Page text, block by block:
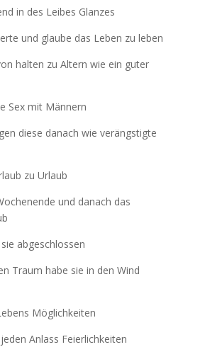
in des Leibes Glanzes
und glaube das Leben zu leben
halten zu Altern wie ein guter
Sex mit Männern
diese danach wie verängstigte
zu Urlaub
und danach das
abgeschlossen
Traum habe sie in den Wind
Möglichkeiten
Anlass Feierlichkeiten